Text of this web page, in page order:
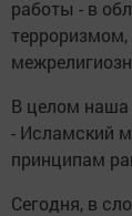
работы - в
терроризмом,
В целом наша
- Исламский
принципам
Сегодня, в